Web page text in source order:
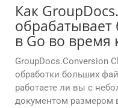
Как
в Go во время
GroupDocs.Conversion
обработки больших
работаете ли вы с
документом размером